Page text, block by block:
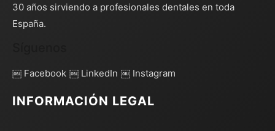
30 años sirviendo a profesionales dentales en toda
España.
￼ Facebook ￼ LinkedIn ￼ Instagram
INFORMACIÓN LEGAL